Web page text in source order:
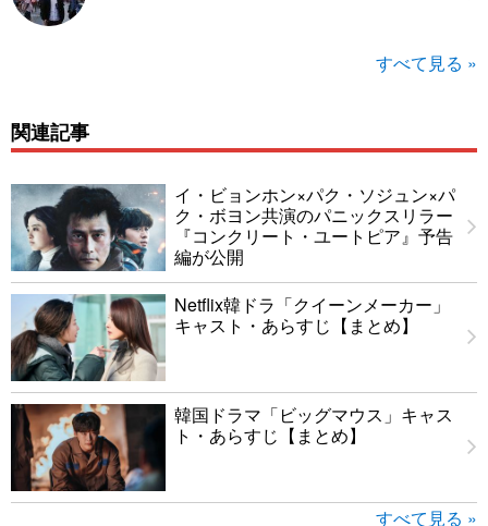
すべて見る »
関連記事
イ・ビョンホン×パク・ソジュン×パ
ク・ボヨン共演のパニックスリラー
『コンクリート・ユートピア』予告
編が公開
Netflix韓ドラ「クイーンメーカー」
キャスト・あらすじ【まとめ】
韓国ドラマ「ビッグマウス」キャス
ト・あらすじ【まとめ】
すべて見る »